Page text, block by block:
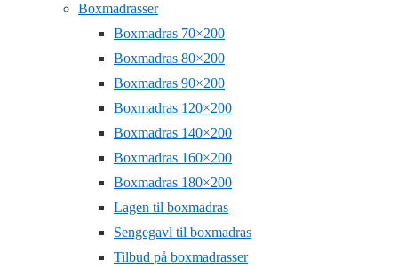
Boxmadrasser
Boxmadras 70×200
Boxmadras 80×200
Boxmadras 90×200
Boxmadras 120×200
Boxmadras 140×200
Boxmadras 160×200
Boxmadras 180×200
Lagen til boxmadras
Sengegavl til boxmadras
Tilbud på boxmadrasser